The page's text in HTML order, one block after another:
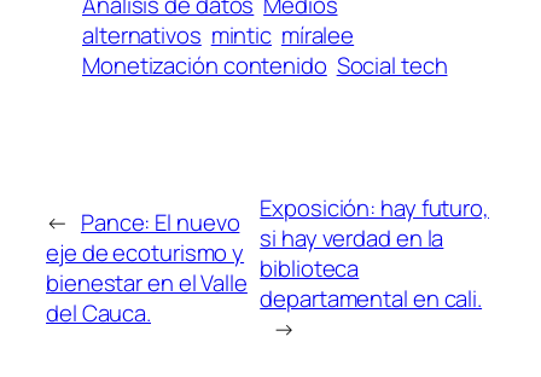
alternativos mintic míralee
Monetización contenido Social tech
← Pance: El nuevo
eje de ecoturismo y
bienestar en el Valle
del Cauca.
Exposición: hay futuro,
si hay verdad en la
biblioteca
departamental en cali.
→